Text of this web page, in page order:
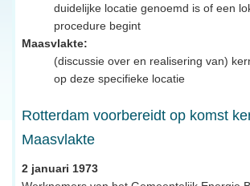
duidelijke locatie genoemd is of een
procedure begint
Maasvlakte:
(discussie over en realisering van)
op deze specifieke locatie
Rotterdam voorbereidt op komst
Maasvlakte
2 januari 1973